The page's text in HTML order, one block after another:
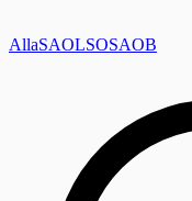
AllaSAOLSOSAOB